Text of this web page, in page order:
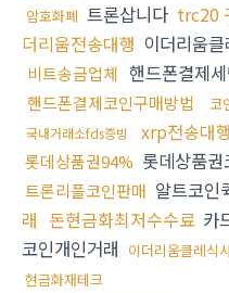
암호화폐 트론삽니다 trc20
더리움전송대행 이더리움
비트송금업체 핸드폰결제
핸드폰결제코인구매방법
코
국내거래소fds증빙 xrp전송대행
롯데상품권94% 롯데상품권
트론리플코인판매 알트코인
래 돈현금화최저수수료 카
코인개인거래 이더리움클레식
현금화재테크